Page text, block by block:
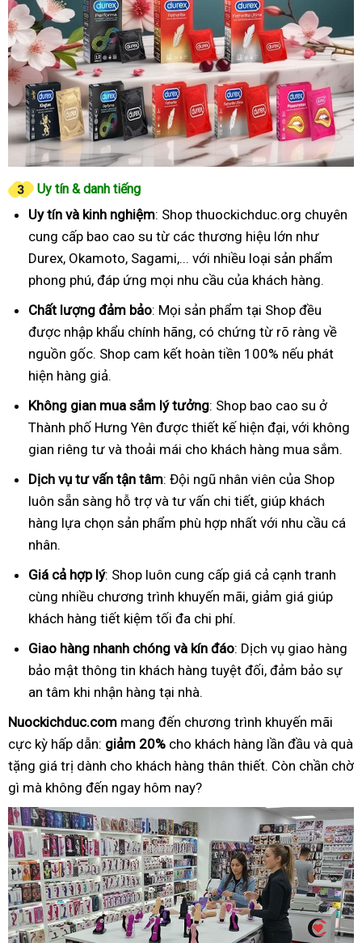
Uy tín & danh tiếng
Uy tín và kinh nghiệm: Shop thuockichduc.org chuyên
cung cấp bao cao su từ các thương hiệu lớn như
Durex, Okamoto, Sagami,... với nhiều loại sản phẩm
phong phú, đáp ứng mọi nhu cầu của khách hàng.
Chất lượng đảm bảo: Mọi sản phẩm tại Shop đều
được nhập khẩu chính hãng, có chứng từ rõ ràng về
nguồn gốc. Shop cam kết hoàn tiền 100% nếu phát
hiện hàng giả.
Không gian mua sắm lý tưởng: Shop bao cao su ở
Thành phố Hưng Yên được thiết kế hiện đại, với không
gian riêng tư và thoải mái cho khách hàng mua sắm.
Dịch vụ tư vấn tận tâm: Đội ngũ nhân viên của Shop
luôn sẵn sàng hỗ trợ và tư vấn chi tiết, giúp khách
hàng lựa chọn sản phẩm phù hợp nhất với nhu cầu cá
nhân.
Giá cả hợp lý: Shop luôn cung cấp giá cả cạnh tranh
cùng nhiều chương trình khuyến mãi, giảm giá giúp
khách hàng tiết kiệm tối đa chi phí.
Giao hàng nhanh chóng và kín đáo: Dịch vụ giao hàng
bảo mật thông tin khách hàng tuyệt đối, đảm bảo sự
an tâm khi nhận hàng tại nhà.
Nuockichduc.com mang đến chương trình khuyến mãi
cực kỳ hấp dẫn: giảm 20% cho khách hàng lần đầu và quà
tặng giá trị dành cho khách hàng thân thiết. Còn chần chờ
gì mà không đến ngay hôm nay?